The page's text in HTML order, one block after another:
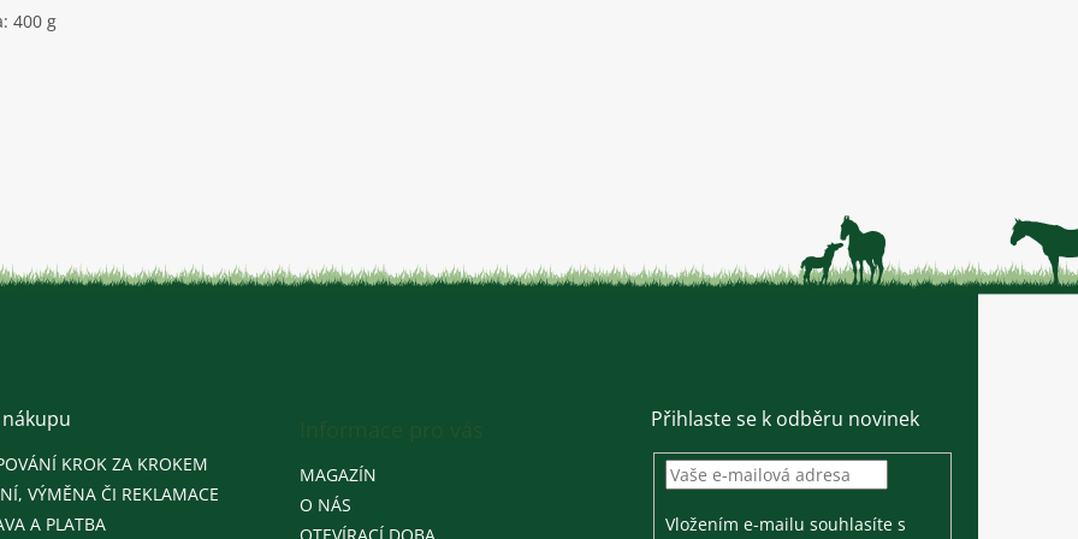
400 g
KROK ZA KROKEM
VÝMĚNA ČI REKLAMACE
A PLATBA
MAGAZÍN
O NÁS
Přihlaste se k odběru novinek
Vložením e-mailu souhlasíte s